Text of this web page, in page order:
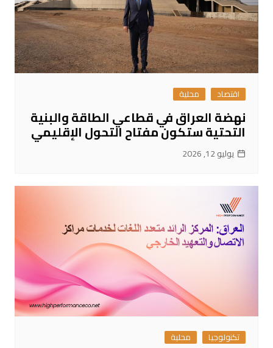
اقتصاد محلية
نهضة العراق في قطاعي الطاقة والبنية
التحتية ستكون مفتاح التحول الإقليمي
يوليو 12, 2026
تكنولوجيا محلية